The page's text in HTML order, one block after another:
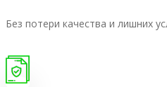
Без потери качества и лишних